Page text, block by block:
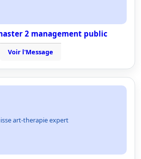
2 management public
Voir l'Message
art-therapie expert